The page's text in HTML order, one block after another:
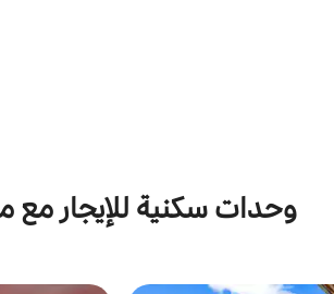
وحدات سكنية للإيجار